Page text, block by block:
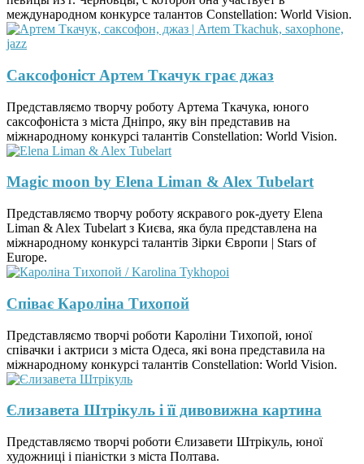
международном конкурсе талантов Constellation: World Vision.
Саксофоніст Артем Ткачук грає джаз
Представляємо творчу роботу Артема Ткачука, юного
саксофоніста з міста Дніпро, яку він представив на
міжнародному конкурсі талантів Constellation: World Vision.
Magic moon by Elena Liman & Alex Tubelart
Представляємо творчу роботу яскравого рок-дуету Elena
Liman & Alex Tubelart з Києва, яка була представлена на
міжнародному конкурсі талантів Зірки Європи | Stars of
Europe.
Співає Кароліна Тихопой
Представляємо творчі роботи Кароліни Тихопой, юної
співачки і актриси з міста Одеса, які вона представила на
міжнародному конкурсі талантів Constellation: World Vision.
Єлизавета Штрікуль і її дивовижна картина
Представляємо творчі роботи Єлизавети Штрікуль, юної
художниці і піаністки з міста Полтава.